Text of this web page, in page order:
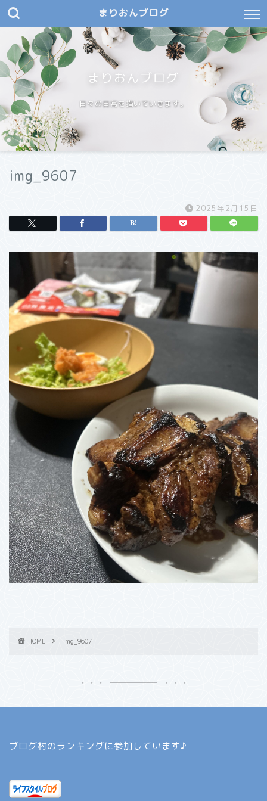
まりおんブログ
まりおんブログ
日々の日常を描いていきます。
img_9607
2025年2月15日
HOME img_9607
ブログ村のランキングに参加しています♪